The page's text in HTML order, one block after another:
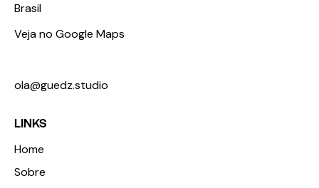
Brasil
Veja no Google Maps
ola@guedz.studio
LINKS
Home
Sobre